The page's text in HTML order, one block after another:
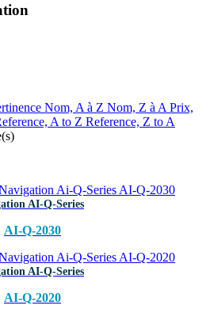
Nom, A à Z Nom, Z à APrix,
A to Z Reference, Z to A
AI-Q-Series
AI-Q-2030
AI-Q-Series
AI-Q-2020